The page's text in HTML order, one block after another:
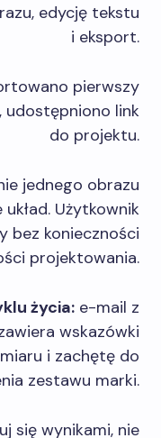
edycję tekstu
i eksport.
pierwszy
link
do projektu.
jednego obrazu
Użytkownik
bez konieczności
projektowania.
życia: e-mail z
wskazówki
i zachętę do
zestawu marki.
się wynikami, nie